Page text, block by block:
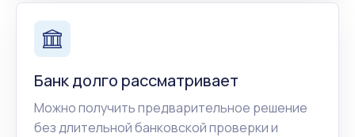
Банк долго рассматривает
Можно получить предварительное решение
без длительной банковской проверки и